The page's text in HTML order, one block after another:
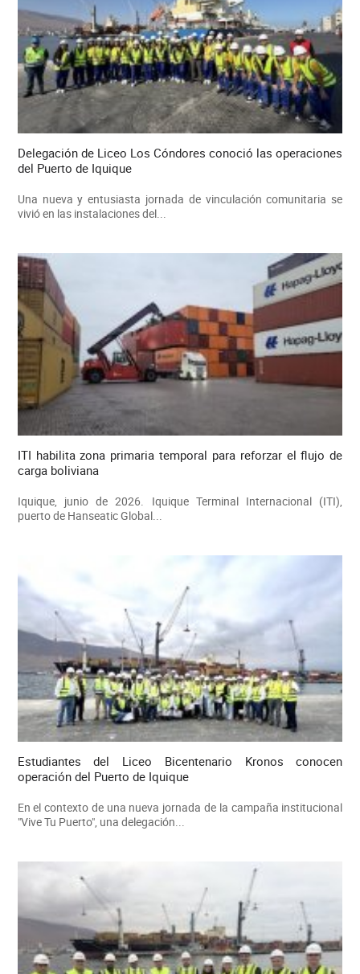
Delegación de Liceo Los Cóndores conoció las operaciones
del Puerto de Iquique
Una nueva y entusiasta jornada de vinculación comunitaria se
vivió en las instalaciones del...
ITI habilita zona primaria temporal para reforzar el flujo de
carga boliviana
Iquique, junio de 2026. Iquique Terminal Internacional (ITI),
puerto de Hanseatic Global...
Estudiantes del Liceo Bicentenario Kronos conocen
operación del Puerto de Iquique
En el contexto de una nueva jornada de la campaña institucional
"Vive Tu Puerto", una delegación...